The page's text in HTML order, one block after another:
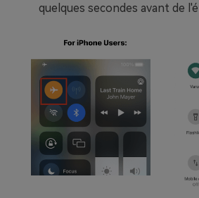
quelques secondes avant de